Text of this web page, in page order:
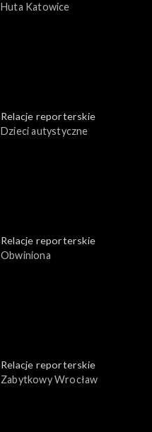
Huta Katowice
Relacje reporterskie
Dzieci autystyczne
Relacje reporterskie
Obwiniona
Relacje reporterskie
Zabytkowy Wrocław